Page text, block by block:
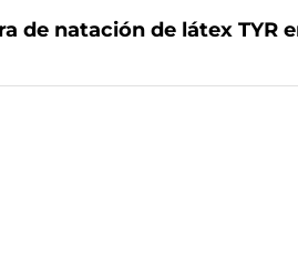
de natación de látex TYR